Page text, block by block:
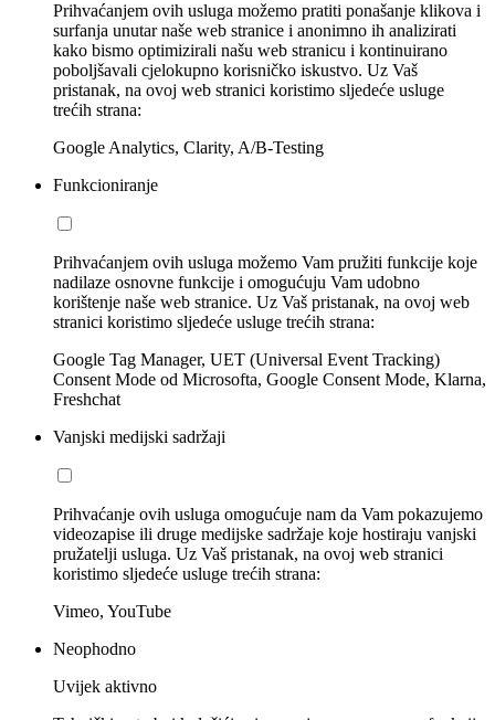
Prihvaćanjem ovih usluga možemo pratiti ponašanje klikova i
surfanja unutar naše web stranice i anonimno ih analizirati
kako bismo optimizirali našu web stranicu i kontinuirano
poboljšavali cjelokupno korisničko iskustvo. Uz Vaš
pristanak, na ovoj web stranici koristimo sljedeće usluge
trećih strana:
Google Analytics, Clarity, A/B-Testing
Funkcioniranje
Prihvaćanjem ovih usluga možemo Vam pružiti funkcije koje
nadilaze osnovne funkcije i omogućuju Vam udobno
korištenje naše web stranice. Uz Vaš pristanak, na ovoj web
stranici koristimo sljedeće usluge trećih strana:
Google Tag Manager, UET (Universal Event Tracking)
Consent Mode od Microsofta, Google Consent Mode, Klarna,
Freshchat
Vanjski medijski sadržaji
Prihvaćanje ovih usluga omogućuje nam da Vam pokazujemo
videozapise ili druge medijske sadržaje koje hostiraju vanjski
pružatelji usluga. Uz Vaš pristanak, na ovoj web stranici
koristimo sljedeće usluge trećih strana:
Vimeo, YouTube
Neophodno
Uvijek aktivno